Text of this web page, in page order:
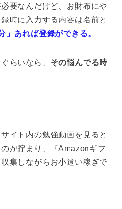
要なんだけど、お財布にや
時に入力する内容は名前と
」あれば登録ができる。
らいなら、 その悩んでる時
イト内の勉強動画を見ると
のが貯まり、『Amazonギフ
集しながらお小遣い稼ぎで